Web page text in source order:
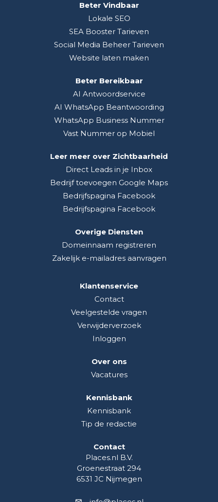
Beter Vindbaar
Lokale SEO
SEA Booster Tarieven
Social Media Beheer Tarieven
Website laten maken
Beter Bereikbaar
AI Antwoordservice
AI WhatsApp Beantwoording
WhatsApp Business Nummer
Vast Nummer op Mobiel
Leer meer over Zichtbaarheid
Direct Leads in je Inbox
Bedrijf toevoegen Google Maps
Bedrijfspagina Facebook
Bedrijfspagina Facebook
Overige Diensten
Domeinnaam registreren
Zakelijk e-mailadres aanvragen
Klantenservice
Contact
Veelgestelde vragen
Verwijderverzoek
Inloggen
Over ons
Vacatures
Kennisbank
Kennisbank
Tip de redactie
Contact
Places.nl B.V.
Groenestraat 294
6531 JC Nijmegen